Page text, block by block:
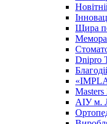
Щира
Dnipro
Masters
АІУ м.